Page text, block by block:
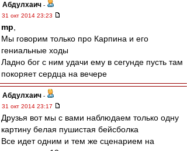
Абдулхаич -
31 окт 2014 23:23
mp
Мы говорим только про Карпина и его
гениальные ходы
Ладно бог с ним удачи ему в сегунде пусть там
покоряет сердца на вечере
Абдулхаич -
31 окт 2014 23:17
Друзья вот мы с вами наблюдаем только одну
картину белая пушистая бейсболка
Все идет одним и тем же сценарием на